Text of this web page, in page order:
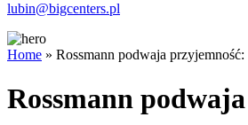
lubin@bigcenters.pl
Home » Rossmann podwaja
Rossmann